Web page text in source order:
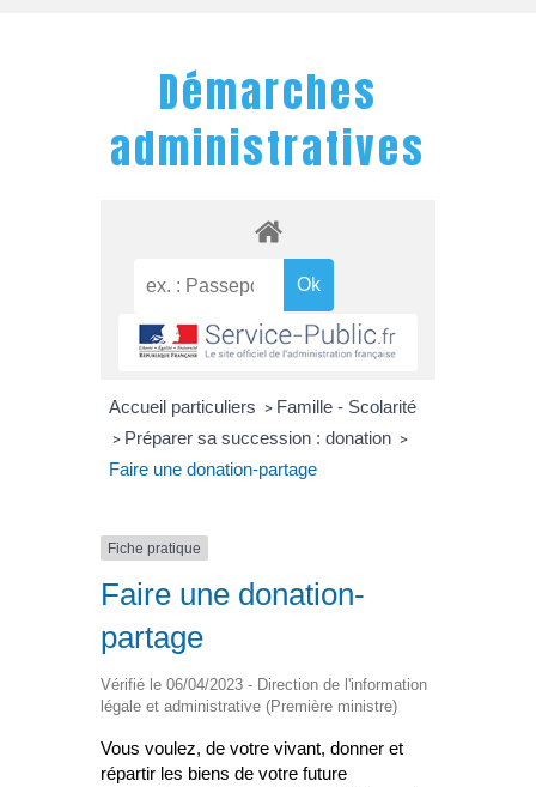
Démarches
administratives
Accueil particuliers > Famille - Scolarité
> Préparer sa succession : donation >
Faire une donation-partage
Fiche pratique
Faire une donation-
partage
Vérifié le 06/04/2023 - Direction de l'information
légale et administrative (Première ministre)
Vous voulez, de votre vivant, donner et
répartir les biens de votre future